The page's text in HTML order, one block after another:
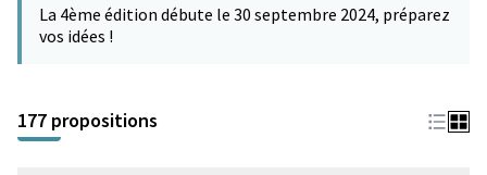
−
La 4ème édition débute le 30 septembre 2024, préparez
vos idées !
177 propositions